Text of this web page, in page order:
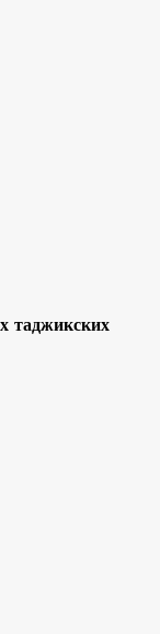
таджикских